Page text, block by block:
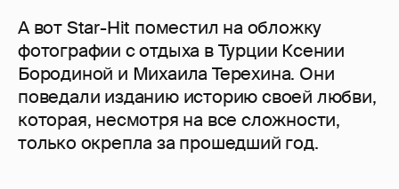
А вот Star-Hit поместил на обложку
фотографии с отдыха в Турции Ксении
Бородиной и Михаила Терехина. Они
поведали изданию историю своей любви,
которая, несмотря на все сложности,
только окрепла за прошедший год.